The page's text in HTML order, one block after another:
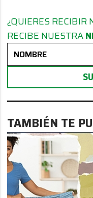
¿QUIERES RECIBIR
RECIBE NUESTRA
TAMBIÉN TE